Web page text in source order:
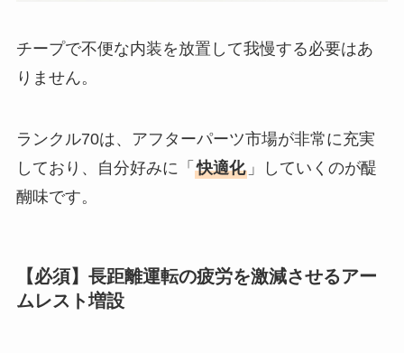
チープで不便な内装を放置して我慢する必要はあ
りません。
ランクル70は、アフターパーツ市場が非常に充実
しており、自分好みに「 快適化」していくのが醍
醐味です。
【必須】長距離運転の疲労を激減させるアー
ムレスト増設